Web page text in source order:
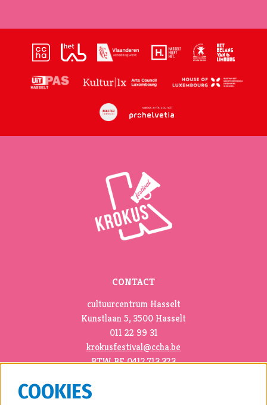
CONTACT
cultuurcentrum Hasselt
Kunstlaan 5, 3500 Hasselt
011 22 99 31
krokusfestival@ccha.be
BTW BE 0412.713.323
COOKIES